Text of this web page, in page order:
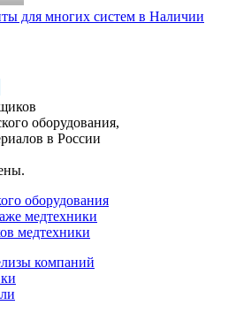
для многих систем в Наличии
оборудования,
в России
оборудования
медтехники
медтехники
компаний